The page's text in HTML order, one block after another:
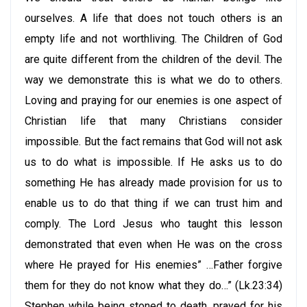
ourselves. A life that does not touch others is an
empty life and not worthliving. The Children of God
are quite different from the children of the devil. The
way we demonstrate this is what we do to others.
Loving and praying for our enemies is one aspect of
Christian life that many Christians consider
impossible. But the fact remains that God will not ask
us to do what is impossible. If He asks us to do
something He has already made provision for us to
enable us to do that thing if we can trust him and
comply. The Lord Jesus who taught this lesson
demonstrated that even when He was on the cross
where He prayed for His enemies” …Father forgive
them for they do not know what they do…” (Lk.23:34)